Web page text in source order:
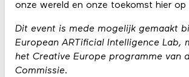
onze wereld en onze toekomst hier op
Dit event is mede mogelijk gemaakt
European ARTificial Intelligence Lab,
het Creative Europe programme van
Commissie.